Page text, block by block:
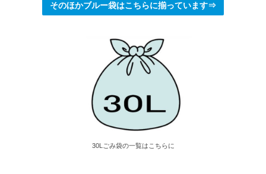
そのほかブルー袋はこちらに揃っています⇒
30Lごみ袋の一覧はこちらに